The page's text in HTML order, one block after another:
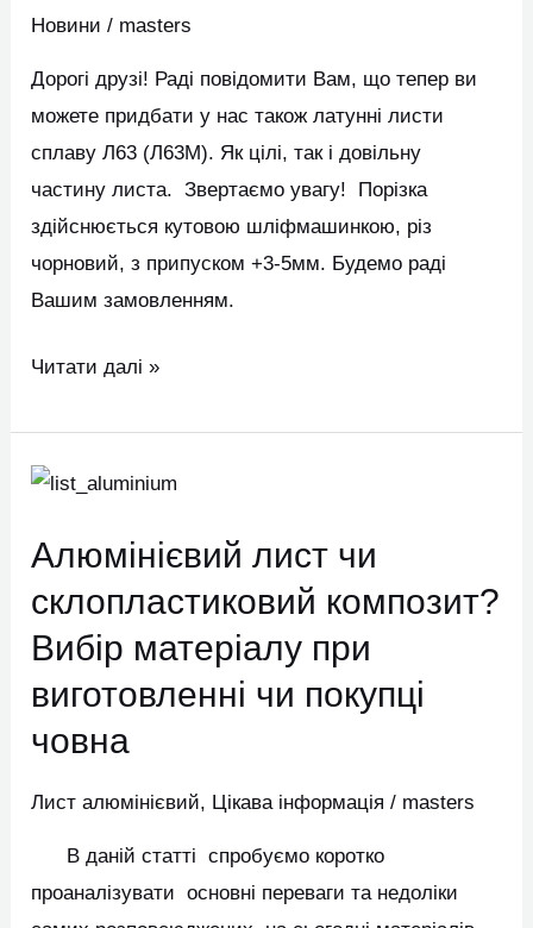
Новини / masters
Дорогі друзі! Раді повідомити Вам, що тепер ви
можете придбати у нас також латунні листи
сплаву Л63 (Л63М). Як цілі, так і довільну
частину листа. Звертаємо увагу! Порізка
здійснюється кутовою шліфмашинкою, різ
чорновий, з припуском +3-5мм. Будемо раді
Вашим замовленням.
Л63
Читати далі »
Алюмінієвий лист чи
склопластиковий композит?
Вибір матеріалу при
виготовленні чи покупці
човна
Лист алюмінієвий, Цікава інформація / masters
В даній статті спробуємо коротко
проаналізувати основні переваги та недоліки
Алюмінієвий
чи
склопластиковий
Вибір
матеріалу
при
чи
покупці
човна